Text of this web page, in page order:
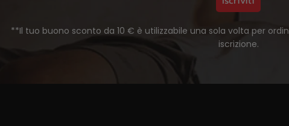
**Il tuo buono sconto da 10 € è utilizzabile una sola volta per
iscrizione.